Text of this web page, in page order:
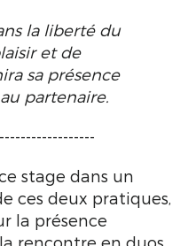
la liberté du
et de
sa présence
partenaire.
stage dans un
ces deux pratiques,
la présence
rencontre en duos.